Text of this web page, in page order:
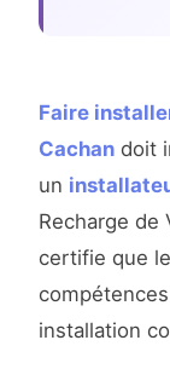
Faire
Cachan doit
un
Recharge de
certifie que
installation